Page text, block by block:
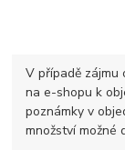
V případě zájmu
na e-shopu k
poznámky v
množství možné